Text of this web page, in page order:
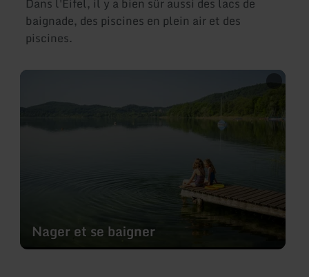
Dans l'Eifel, il y a bien sûr aussi des lacs de
baignade, des piscines en plein air et des
piscines.
Nager et se baigner
en
sur